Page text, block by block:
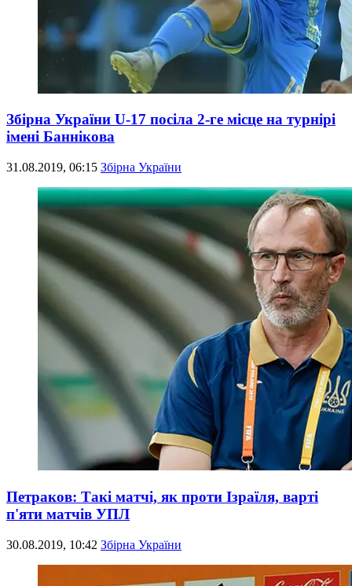
Збірна України U-17 посіла 2-ге місце на турнірі
імені Баннікова
31.08.2019, 06:15 Збірна України
Петраков: Такі матчі, як проти Ізраїля, варті
п'яти матчів УПЛ
30.08.2019, 10:42 Збірна України